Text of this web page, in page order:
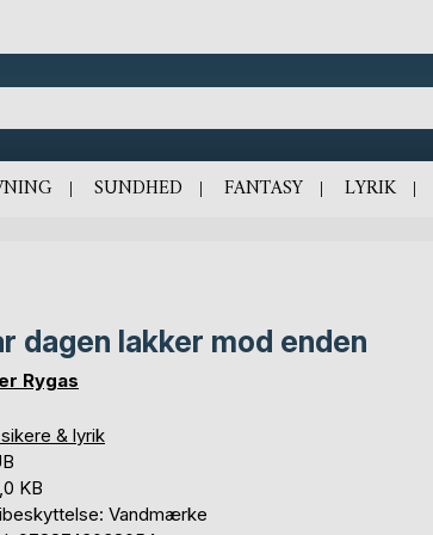
SUNDHED FANTASY LYRIK
dagen lakker mod enden
Rygas
& lyrik
KB
Vandmærke